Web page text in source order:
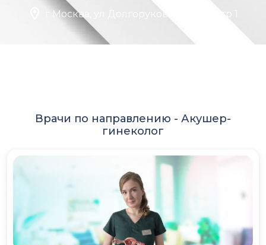
г Москва, ул Долгоруковская, д 17 стр 1
Врачи по направлению - Акушер-
гинеколог